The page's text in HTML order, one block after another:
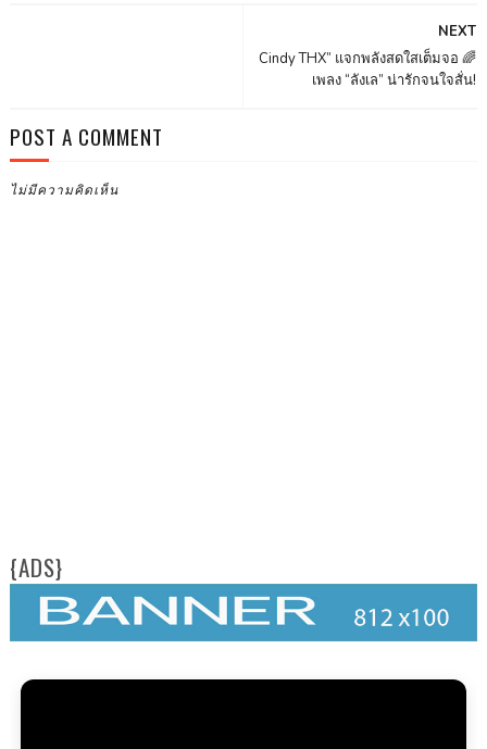
NEXT
Cindy THX” แจกพลังสดใสเต็มจอ 🌈
เพลง “ลังเล” น่ารักจนใจสั่น!
POST A COMMENT
ไม่มีความคิดเห็น
{ADS}